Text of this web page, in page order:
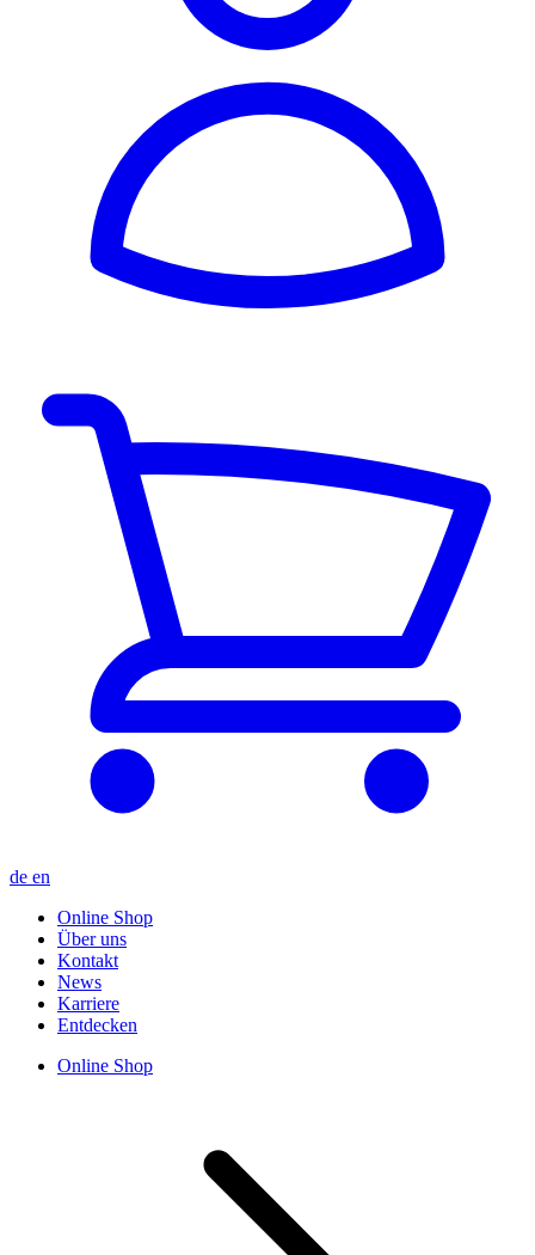
de en
Online Shop
Über uns
Kontakt
News
Karriere
Entdecken
Online Shop